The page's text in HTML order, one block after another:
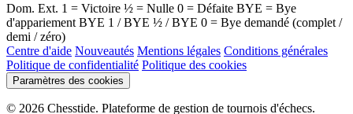
Dom. Ext. 1 = Victoire ½ = Nulle 0 = Défaite BYE = Bye
d'appariement BYE 1 /BYE ½ /BYE 0 = Bye demandé (complet /
demi / zéro)
Centre d'aide Nouveautés Mentions légales Conditions générales
Politique de confidentialité Politique des cookies
Paramètres des cookies
© 2026 Chesstide. Plateforme de gestion de tournois d'échecs.